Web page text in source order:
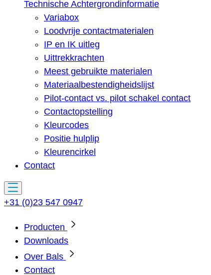
Technische Achtergrondinformatie
Variabox
Loodvrije contactmaterialen
IP en IK uitleg
Uittrekkrachten
Meest gebruikte materialen
Materiaalbestendigheidslijst
Pilot-contact vs. pilot schakel contact
Contactopstelling
Kleurcodes
Positie hulplip
Kleurencirkel
Contact
+31 (0)23 547 0947
Producten
Downloads
Over Bals
Contact